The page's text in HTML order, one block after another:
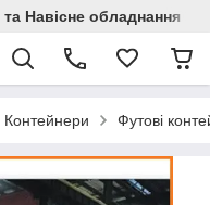
та Навісне обладнання
Контейнери Футові